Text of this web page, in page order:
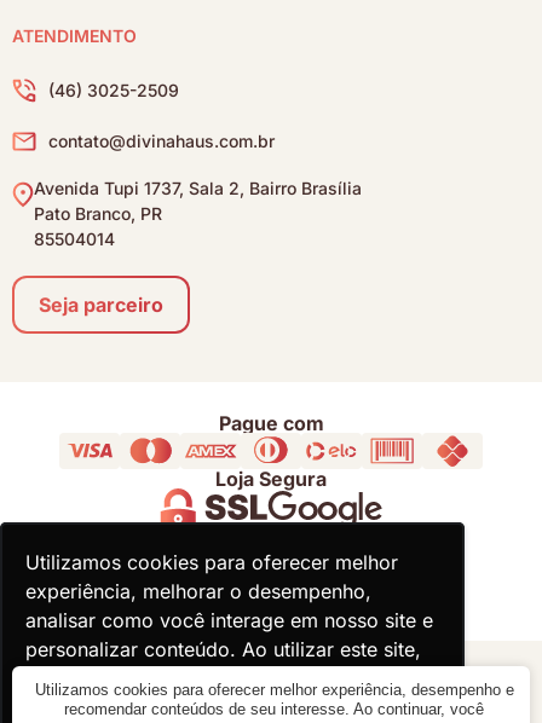
Utilizamos cookies para oferecer melhor
experiência, melhorar o desempenho,
analisar como você interage em nosso site e
personalizar conteúdo. Ao utilizar este site,
você concorda com o uso de cookies.
Utilizamos cookies para oferecer melhor
experiência, melhorar o desempenho,
analisar como você interage em nosso site e
personalizar conteúdo. Ao utilizar este site,
você concorda com o uso de cookies.
ATENDIMENTO
(46) 3025-2509
contato@divinahaus.com.br
Avenida Tupi 1737, Sala 2, Bairro Brasília
Pato Branco, PR
85504014
Seja parceiro
Pague com
Loja Segura
Acompanhe
© 2000 - 2026 - Divina Haus - CNPJ: 18.930.821/0001-92
Utilizamos cookies para oferecer melhor experiência, desempenho e
recomendar conteúdos de seu interesse. Ao continuar, você